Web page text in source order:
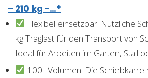
– 210 kg -…*
Flexibel einsetzbar: Nützliche
kg Traglast für den Transport von
Ideal für Arbeiten im Garten, Stall
100 l Volumen: Die